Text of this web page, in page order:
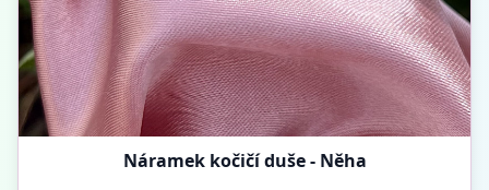
Náramek kočičí duše - Něha